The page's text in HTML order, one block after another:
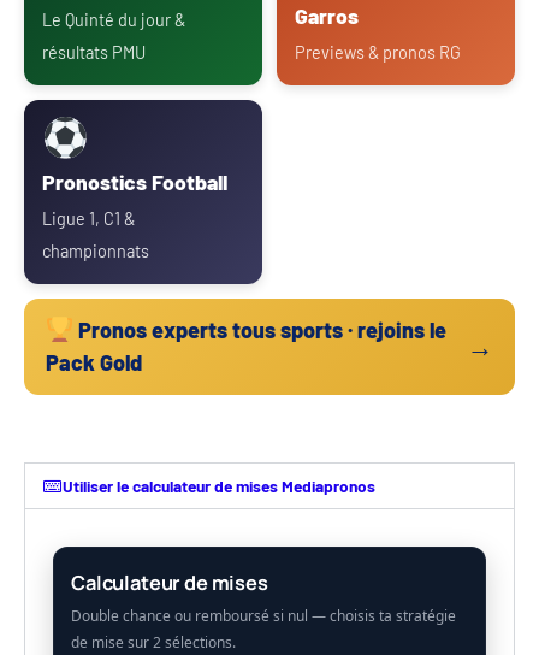
Le Quinté du jour &
résultats PMU
Garros
Previews & pronos RG
Pronostics Football
Ligue 1, C1 &
championnats
Pronos experts tous sports · rejoins le
Pack Gold
→
Utiliser le calculateur de mises Mediapronos
Calculateur de mises